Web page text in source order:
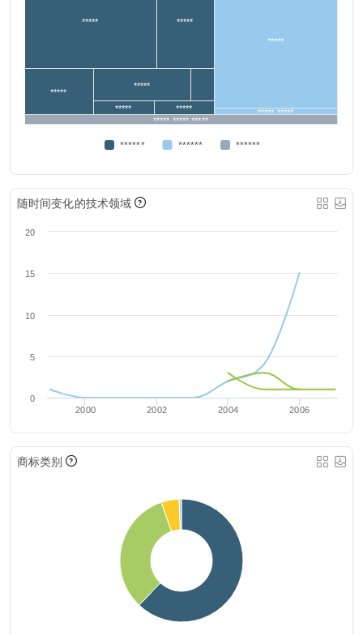
***** *****
*****
*****
***** *****
*****
***** *****
***** ***** *****
****** ****** ******
随时间变化的技术领域
2000 2002 2004 2006
0
5
10
15
20
商标类别